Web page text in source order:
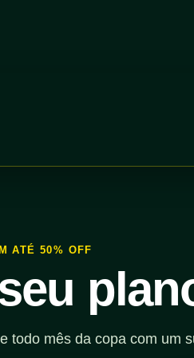
ATÉ 50% OFF
todo mês da copa com um